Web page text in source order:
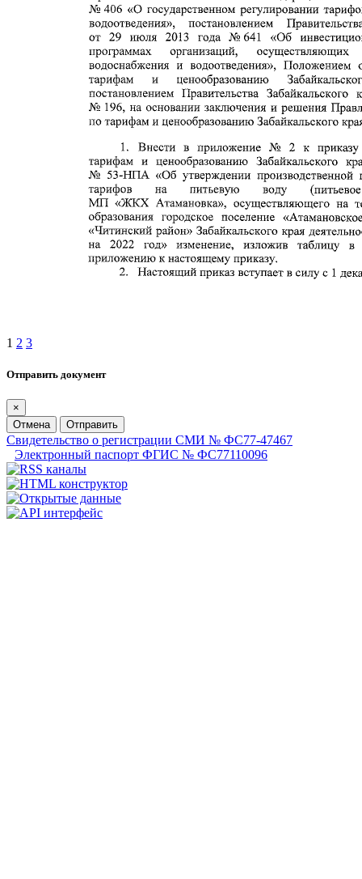
1 2 3
Отправить документ
×
Отмена
Отправить
Свидетельство о регистрации СМИ № ФС77-47467
Электронный паспорт ФГИС № ФС77110096